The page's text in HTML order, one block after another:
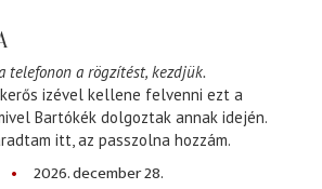
telefonon a rögzítést, kezdjük.
izével kellene felvenni ezt a
Bartókék dolgoztak annak idején.
itt, az passzolna hozzám.
2026. december 28.